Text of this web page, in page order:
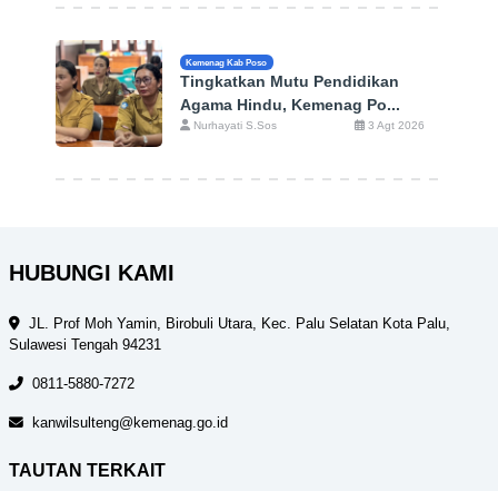
Kemenag Kab Poso
Tingkatkan Mutu Pendidikan
Agama Hindu, Kemenag Po...
Nurhayati S.Sos 3 Agt 2026
HUBUNGI KAMI
JL. Prof Moh Yamin, Birobuli Utara, Kec. Palu Selatan Kota Palu,
Sulawesi Tengah 94231
0811-5880-7272
kanwilsulteng@kemenag.go.id
TAUTAN TERKAIT